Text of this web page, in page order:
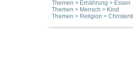
Themen > Ernährung > Essen
Themen > Mensch > Kind
Themen > Religion >